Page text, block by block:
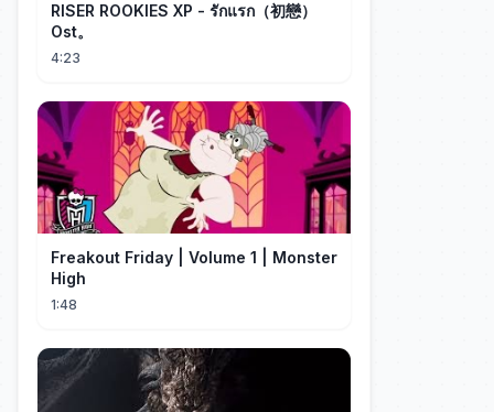
RISER ROOKIES XP - รักแรก（初戀）
Ost。
4:23
Freakout Friday | Volume 1 | Monster
High
1:48